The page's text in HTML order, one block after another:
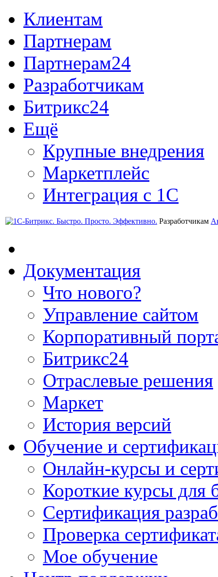
Клиентам
Партнерам
Партнерам24
Разработчикам
Битрикс24
Ещё
Крупные внедрения
Маркетплейс
Интеграция с 1С
Разработчикам
Документация
Что нового?
Управление сайтом
Корпоративный
Битрикс24
Отраслевые решения
Маркет
История версий
Обучение и
Онлайн-курсы и
Короткие курсы для
Сертификация
Проверка
Мое обучение